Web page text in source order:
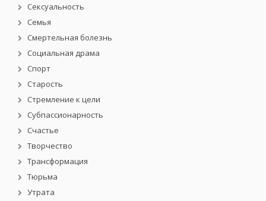
Сексуальность
Семья
Смертельная болезнь
Социальная драма
Спорт
Старость
Стремление к цели
Субпассионарность
Счастье
Творчество
Трансформация
Тюрьма
Утрата